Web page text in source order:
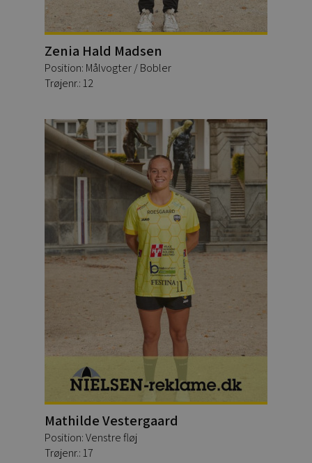
Zenia Hald Madsen
Position: Målvogter / Bobler
Trøjenr.: 12
Mathilde Vestergaard
Position: Venstre fløj
Trøjenr.: 17